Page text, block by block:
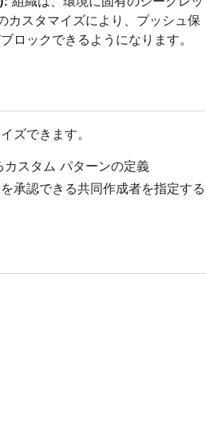
カスタマイズにより、プッシュ保
ロックできるようになります。
ズできます。
スタム パターンの定義
承認できる共同作成者を指定する